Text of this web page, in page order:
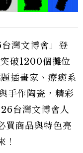
灣文博會」登
破1200個攤位
插畫家、療癒系
手作陶瓷，精彩
台灣文博會人
買商品與特色亮